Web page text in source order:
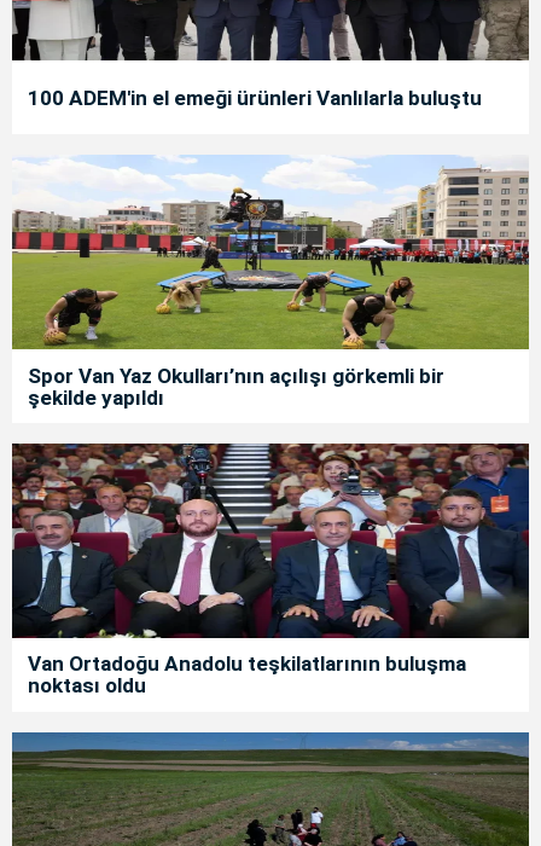
100 ADEM'in el emeği ürünleri Vanlılarla buluştu
Spor Van Yaz Okulları’nın açılışı görkemli bir
şekilde yapıldı
Van Ortadoğu Anadolu teşkilatlarının buluşma
noktası oldu